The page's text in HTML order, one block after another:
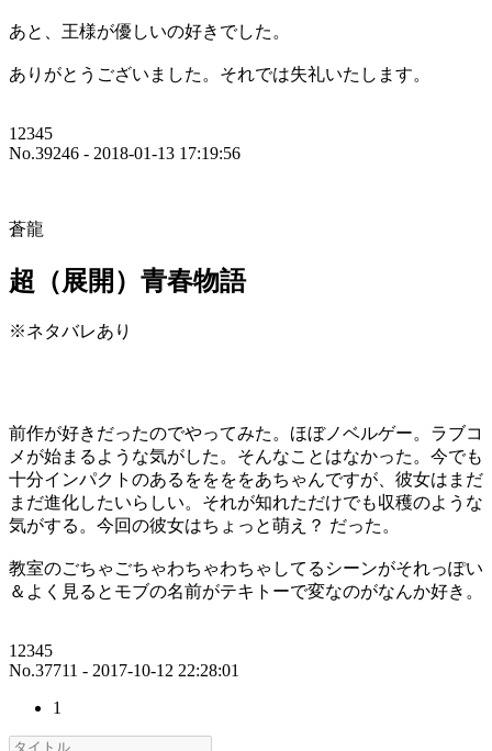
あと、王様が優しいの好きでした。
ありがとうございました。それでは失礼いたします。
12345
No.39246 - 2018-01-13 17:19:56
蒼龍
超（展開）青春物語
※ネタバレあり
前作が好きだったのでやってみた。ほぼノベルゲー。ラブコ
メが始まるような気がした。そんなことはなかった。今でも
十分インパクトのあるををををあちゃんですが、彼女はまだ
まだ進化したいらしい。それが知れただけでも収穫のような
気がする。今回の彼女はちょっと萌え？ だった。
教室のごちゃごちゃわちゃわちゃしてるシーンがそれっぽい
＆よく見るとモブの名前がテキトーで変なのがなんか好き。
12345
No.37711 - 2017-10-12 22:28:01
1